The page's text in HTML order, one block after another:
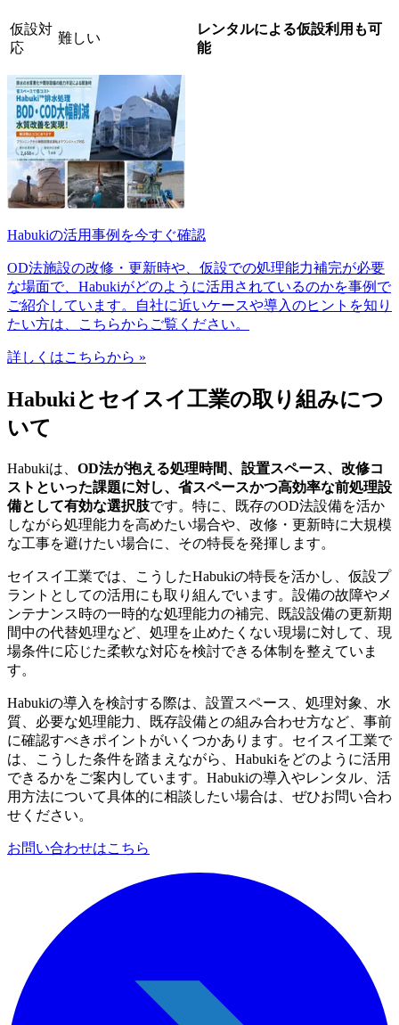
仮設対
応
難しい
レンタルによる仮設利用も可
能
Habukiの活用事例を今すぐ確認
OD法施設の改修・更新時や、仮設での処理能力補完が必要
な場面で、Habukiがどのように活用されているのかを事例で
ご紹介しています。自社に近いケースや導入のヒントを知り
たい方は、こちらからご覧ください。
詳しくはこちらから »
Habukiとセイスイ工業の取り組みにつ
いて
Habukiは、 OD法が抱える処理時間、設置スペース、改修コ
ストといった課題に対し、省スペースかつ高効率な前処理設
備として有効な選択肢です。特に、既存のOD法設備を活か
しながら処理能力を高めたい場合や、改修・更新時に大規模
な工事を避けたい場合に、その特長を発揮します。
セイスイ工業では、こうしたHabukiの特長を活かし、仮設プ
ラントとしての活用にも取り組んでいます。設備の故障やメ
ンテナンス時の一時的な処理能力の補完、既設設備の更新期
間中の代替処理など、処理を止めたくない現場に対して、現
場条件に応じた柔軟な対応を検討できる体制を整えていま
す。
Habukiの導入を検討する際は、設置スペース、処理対象、水
質、必要な処理能力、既存設備との組み合わせ方など、事前
に確認すべきポイントがいくつかあります。セイスイ工業で
は、こうした条件を踏まえながら、Habukiをどのように活用
できるかをご案内しています。Habukiの導入やレンタル、活
用方法について具体的に相談したい場合は、ぜひお問い合わ
せください。
お問い合わせはこちら